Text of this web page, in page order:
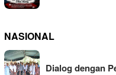
NASIONAL
Dialog dengan